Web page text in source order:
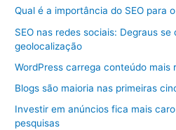
Qual é a importância do SEO para
SEO nas redes sociais: Degraus se
geolocalização
WordPress carrega conteúdo mais
Blogs são maioria nas primeiras
Investir em anúncios fica mais
pesquisas